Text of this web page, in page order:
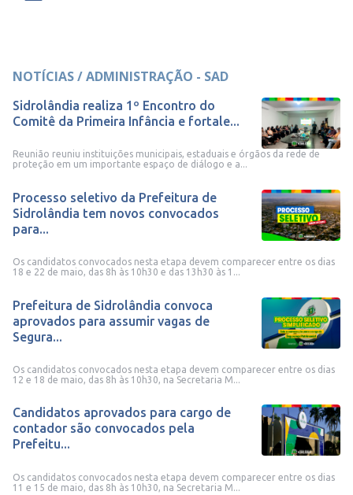
NOTÍCIAS / ADMINISTRAÇÃO - SAD
Sidrolândia realiza 1º Encontro do
Comitê da Primeira Infância e fortale...
Reunião reuniu instituições municipais, estaduais e órgãos da rede de
proteção em um importante espaço de diálogo e a...
Processo seletivo da Prefeitura de
Sidrolândia tem novos convocados
para...
Os candidatos convocados nesta etapa devem comparecer entre os dias
18 e 22 de maio, das 8h às 10h30 e das 13h30 às 1...
Prefeitura de Sidrolândia convoca
aprovados para assumir vagas de
Segura...
Os candidatos convocados nesta etapa devem comparecer entre os dias
12 e 18 de maio, das 8h às 10h30, na Secretaria M...
Candidatos aprovados para cargo de
contador são convocados pela
Prefeitu...
Os candidatos convocados nesta etapa devem comparecer entre os dias
11 e 15 de maio, das 8h às 10h30, na Secretaria M...